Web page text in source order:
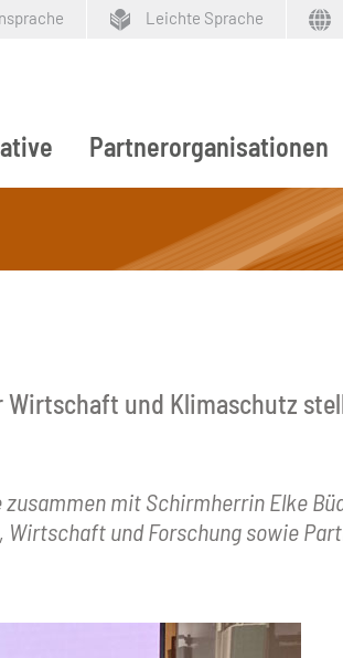
Leichte Sprache
Partnerorganisationen
und Klimaschutz
mit Schirmherrin Elke
und Forschung sowie